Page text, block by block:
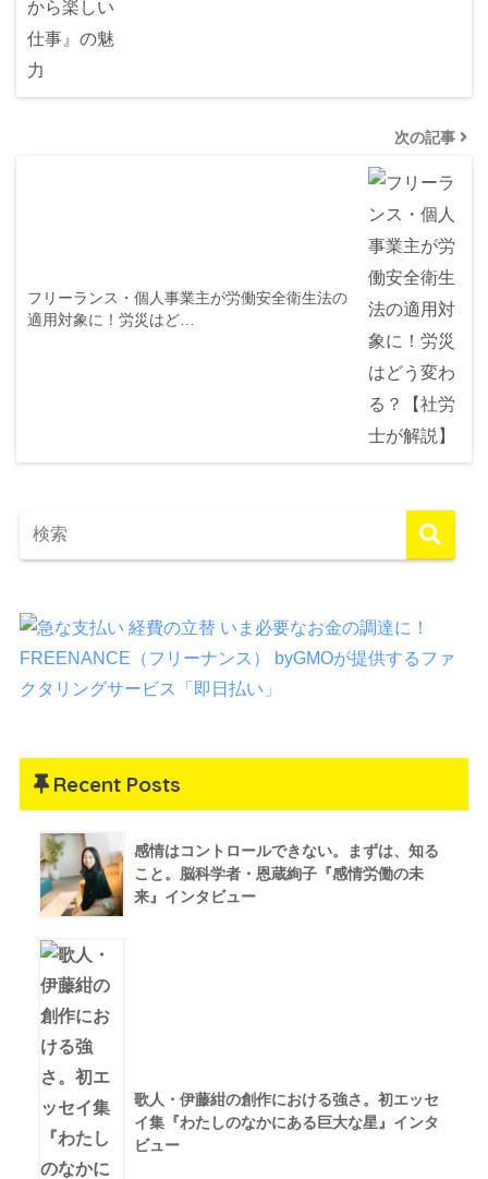
次の記事
フリーランス・個人事業主が労働安全衛生法の
適用対象に！労災はど…
Recent Posts
感情はコントロールできない。まずは、知る
こと。脳科学者・恩蔵絢子『感情労働の未
来』インタビュー
歌人・伊藤紺の創作における強さ。初エッセ
イ集『わたしのなかにある巨大な星』インタ
ビュー